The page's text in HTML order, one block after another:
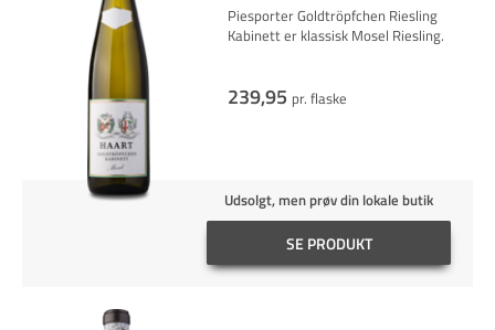
Piesporter Goldtröpfchen Riesling
Kabinett er klassisk Mosel Riesling.
239,95 pr. flaske
Udsolgt, men prøv din lokale butik
SE PRODUKT